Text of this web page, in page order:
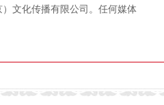
文化传播有限公司。任何媒体